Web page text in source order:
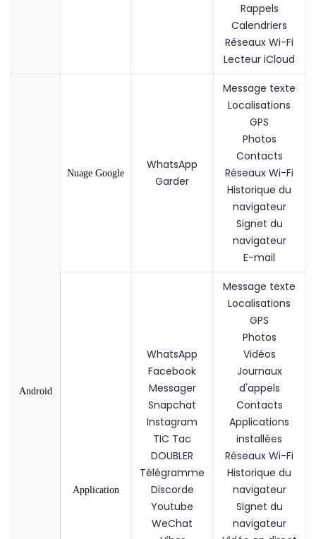
Rappels
Calendriers
Réseaux Wi-Fi
Lecteur iCloud
Android
Nuage Google
WhatsApp
Garder
Message texte
Localisations
GPS
Photos
Contacts
Réseaux Wi-Fi
Historique du
navigateur
Signet du
navigateur
E-mail
Application
WhatsApp
Facebook
Messager
Snapchat
Instagram
TIC Tac
DOUBLER
Télégramme
Discorde
Youtube
WeChat
Message texte
Localisations
GPS
Photos
Vidéos
Journaux
d'appels
Contacts
Applications
installées
Réseaux Wi-Fi
Historique du
navigateur
Signet du
navigateur